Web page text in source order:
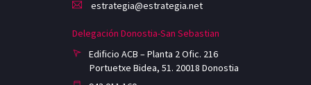
estrategia@estrategia.net
Delegación Donostia-San Sebastian
Edificio ACB – Planta 2 Ofic. 216
Portuetxe Bidea, 51. 20018 Donostia